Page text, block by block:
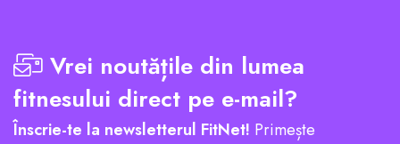
Vrei noutățile din lumea
fitnesului direct pe e-mail?
Înscrie-te la newsletterul FitNet! Primește